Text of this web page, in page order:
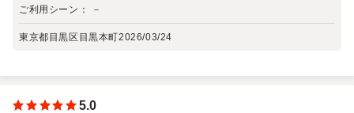
ご利用シーン： －
東京都目黒区目黒本町2026/03/24
5.0